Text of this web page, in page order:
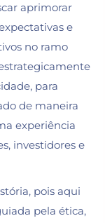
aprimorar
e
no ramo
para
de maneira
experiência
investidores e
pois aqui
pela ética,